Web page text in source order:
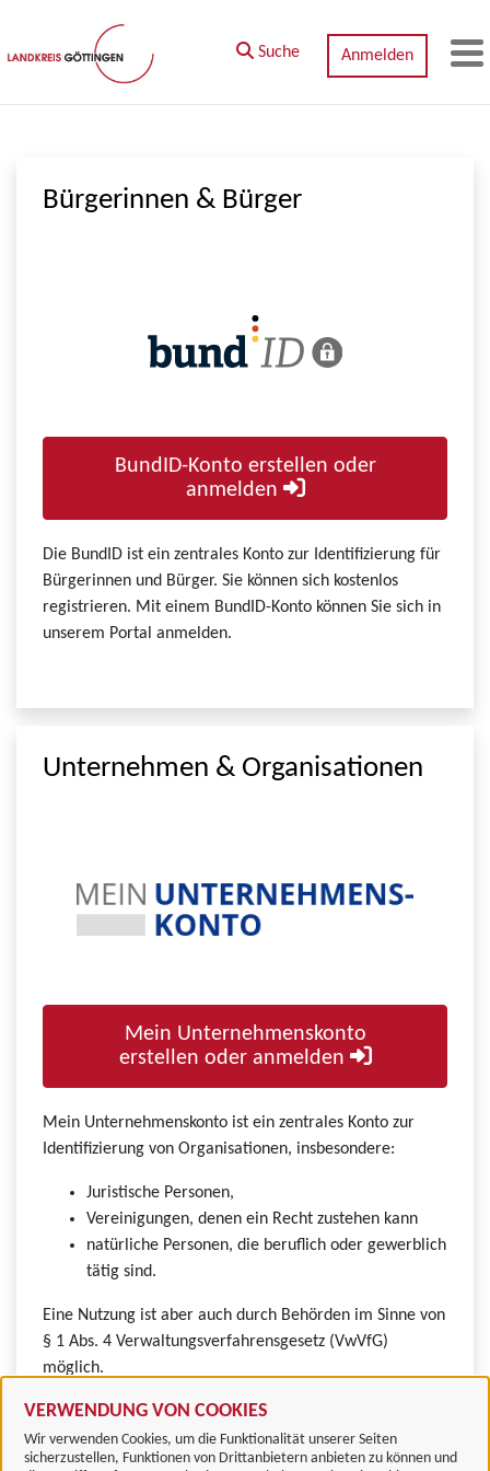
Zum Hauptinhalt springen
VERWENDUNG VON COOKIES
Wir verwenden Cookies, um die Funktionalität unserer Seiten
sicherzustellen, Funktionen von Drittanbietern anbieten zu können und
Suche Anmelden
Bürgerinnen & Bürger
BundID-Konto erstellen oder
anmelden
Die BundID ist ein zentrales Konto zur Identifizierung für
Bürgerinnen und Bürger. Sie können sich kostenlos
registrieren. Mit einem BundID-Konto können Sie sich in
unserem Portal anmelden.
Unternehmen & Organisationen
Mein Unternehmenskonto
erstellen oder anmelden
Mein Unternehmenskonto ist ein zentrales Konto zur
Identifizierung von Organisationen, insbesondere:
Juristische Personen,
Vereinigungen, denen ein Recht zustehen kann
natürliche Personen, die beruflich oder gewerblich
tätig sind.
Eine Nutzung ist aber auch durch Behörden im Sinne von
§ 1 Abs. 4 Verwaltungsverfahrensgesetz (VwVfG)
möglich.